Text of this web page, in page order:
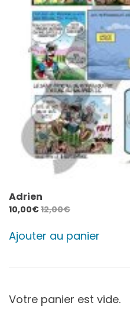
Adrien
10,00€12,00€
Ajouter au panier
Votre panier est vide.